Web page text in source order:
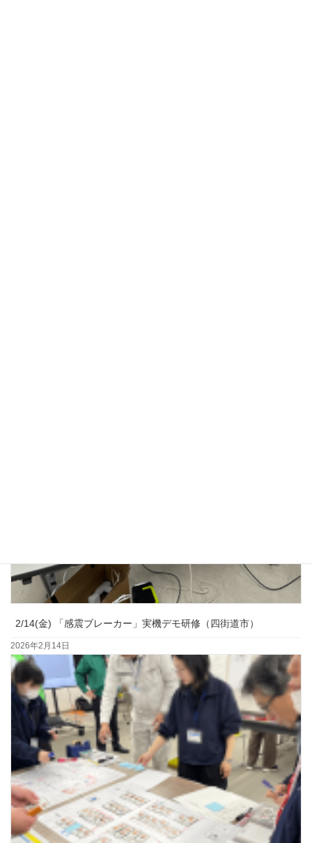
2/14(金) 「感震ブレーカー」実機デモ研修（四街道市）
2026年2月14日